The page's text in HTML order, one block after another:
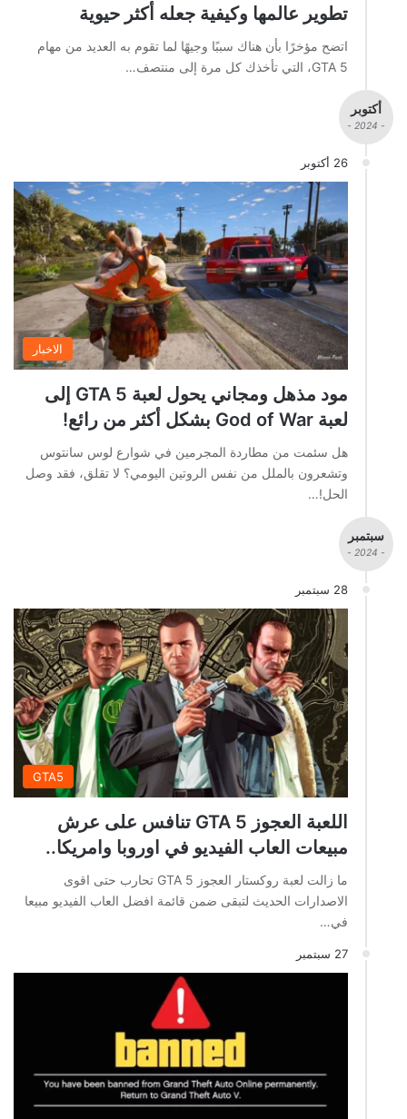
تطوير عالمها وكيفية جعله أكثر حيوية
اتضح مؤخرًا بأن هناك سببًا وجيهًا لما تقوم به العديد من مهام
GTA 5، التي تأخذك كل مرة إلى منتصف…
أكتوبر
- 2024 -
26 أكتوبر
الاخبار
مود مذهل ومجاني يحول لعبة GTA 5 إلى
لعبة God of War بشكل أكثر من رائع!
هل سئمت من مطاردة المجرمين في شوارع لوس سانتوس
وتشعرون بالملل من نفس الروتين اليومي؟ لا تقلق، فقد وصل
الحل!…
سبتمبر
- 2024 -
28 سبتمبر
GTA5
اللعبة العجوز GTA 5 تنافس على عرش
مبيعات العاب الفيديو في اوروبا وامريكا..
ما زالت لعبة روكستار العجوز GTA 5 تحارب حتى اقوى
الاصدارات الحديث لتبقى ضمن قائمة افضل العاب الفيديو مبيعا
في…
27 سبتمبر